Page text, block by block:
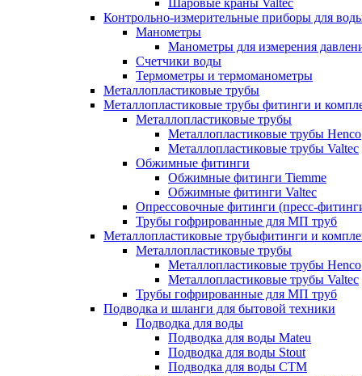
Шаровые краны Valtec
Контрольно-измерительные приборы для
Манометры
Манометры для измерения
Счетчики воды
Термометры и термоманометры
Металлопластиковые трубы
Металлопластиковые трубы фитинги и
Металлопластиковые трубы
Металлопластиковые трубы Henco
Металлопластиковые трубы Valtec
Обжимные фитинги
Обжимные фитинги Tiemme
Обжимные фитинги Valtec
Опрессовочные фитинги (пресс-
Трубы гофрированные для МП труб
Металлопластиковые трубыфитинги и
Металлопластиковые трубы
Металлопластиковые трубы Henco
Металлопластиковые трубы Valtec
Трубы гофрированные для МП труб
Подводка и шланги для бытовой техники
Подводка для воды
Подводка для воды Mateu
Подводка для воды Stout
Подводка для воды СТМ